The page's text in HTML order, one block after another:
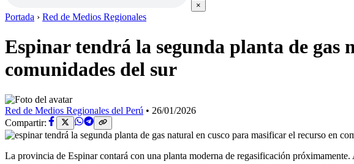
×
Portada › Red de Medios Regionales
Espinar tendrá la segunda planta de gas
comunidades del sur
Red de Medios Regionales del Perú • 26/01/2026
Compartir:
La provincia de Espinar contará con una planta moderna de regasificación